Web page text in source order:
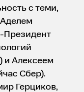
с теми,
Президент
и Алексеем
Сбер).
Герциков,